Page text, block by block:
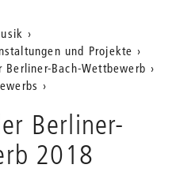
und Projekte
Bach-Wettbewerb
Berliner-
2018